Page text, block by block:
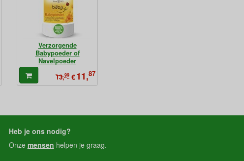
Verzorgende
Babypoeder of
Navelpoeder
13,99 €11,87
Heb je ons nodig?
Onze mensen helpen je graag.